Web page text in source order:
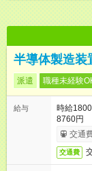
半導体製造装
派遣 職種未経験
給与
時給
8760円
交通
交通費